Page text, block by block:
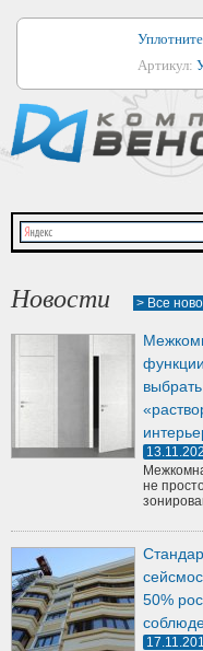
Артикул:
Артикул:
Артикул:
Артикул:
Новости > Все
не
50%